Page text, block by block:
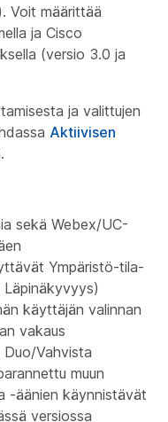
Voit määrittää
ja Cisco
(versio 3.0 ja
ja valittujen
Aktiivisen
sekä Webex/UC-
Ympäristö-tila-
käyttäjän valinnan
vakaus
Vahvista
muun
-äänien käynnistävät
versiossa